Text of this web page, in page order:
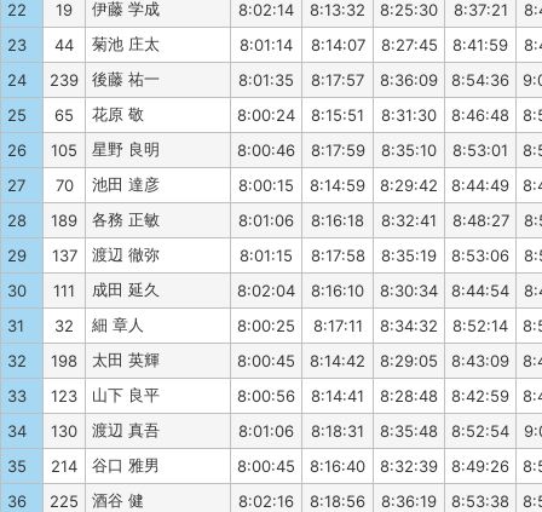
22 19 伊藤 学成 8:02:14 8:13:32 8:25:30 8:37:21
23
44 菊池 庄太 8:01:14 8:14:07 8:27:45 8:41:59
24
239 後藤 祐一 8:01:35 8:17:57 8:36:09 8:54:36
25
65 花原 敬 8:00:24 8:15:51 8:31:30 8:46:48
26
105 星野 良明 8:00:46 8:17:59 8:35:10 8:53:01
27
70 池田 達彦 8:00:15 8:14:59 8:29:42 8:44:49
28
189 各務 正敏 8:01:06 8:16:18 8:32:41 8:48:27
29
137 渡辺 徹弥 8:01:15 8:17:58 8:35:19 8:53:06
30
111 成田 延久 8:02:04 8:16:10 8:30:34 8:44:54
31
32 細 章人 8:00:25 8:17:11 8:34:32 8:52:14
32
198 太田 英輝 8:00:45 8:14:42 8:29:05 8:43:09
33
123 山下 良平 8:00:56 8:14:41 8:28:48 8:42:59
34
130 渡辺 真吾 8:01:06 8:18:31 8:35:48 8:52:54
35
214 谷口 雅男 8:00:45 8:16:40 8:32:39 8:49:26
36
225 酒谷 健 8:02:16 8:18:56 8:36:19 8:53:38